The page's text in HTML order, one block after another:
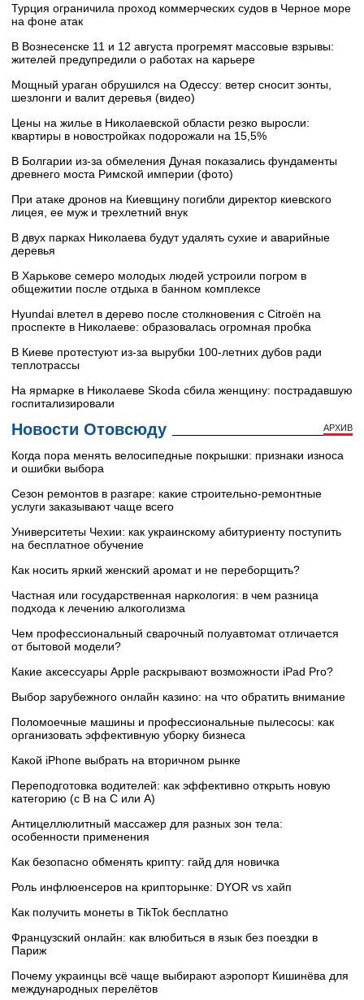
Турция ограничила проход коммерческих судов в Черное море
на фоне атак
В Вознесенске 11 и 12 августа прогремят массовые взрывы:
жителей предупредили о работах на карьере
Мощный ураган обрушился на Одессу: ветер сносит зонты,
шезлонги и валит деревья (видео)
Цены на жилье в Николаевской области резко выросли:
квартиры в новостройках подорожали на 15,5%
В Болгарии из-за обмеления Дуная показались фундаменты
древнего моста Римской империи (фото)
При атаке дронов на Киевщину погибли директор киевского
лицея, ее муж и трехлетний внук
В двух парках Николаева будут удалять сухие и аварийные
деревья
В Харькове семеро молодых людей устроили погром в
общежитии после отдыха в банном комплексе
Hyundai влетел в дерево после столкновения с Citroën на
проспекте в Николаеве: образовалась огромная пробка
В Киеве протестуют из-за вырубки 100-летних дубов ради
теплотрассы
На ярмарке в Николаеве Skoda сбила женщину: пострадавшую
госпитализировали
Новости Отовсюду АРХИВ
Когда пора менять велосипедные покрышки: признаки износа
и ошибки выбора
Сезон ремонтов в разгаре: какие строительно-ремонтные
услуги заказывают чаще всего
Университеты Чехии: как украинскому абитуриенту поступить
на бесплатное обучение
Как носить яркий женский аромат и не переборщить?
Частная или государственная наркология: в чем разница
подхода к лечению алкоголизма
Чем профессиональный сварочный полуавтомат отличается
от бытовой модели?
Какие аксессуары Apple раскрывают возможности iPad Pro?
Выбор зарубежного онлайн казино: на что обратить внимание
Поломоечные машины и профессиональные пылесосы: как
организовать эффективную уборку бизнеса
Какой iPhone выбрать на вторичном рынке
Переподготовка водителей: как эффективно открыть новую
категорию (с B на C или А)
Антицеллюлитный массажер для разных зон тела:
особенности применения
Как безопасно обменять крипту: гайд для новичка
Роль инфлюенсеров на крипторынке: DYOR vs хайп
Как получить монеты в TikTok бесплатно
Французский онлайн: как влюбиться в язык без поездки в
Париж
Почему украинцы всё чаще выбирают аэропорт Кишинёва для
международных перелётов